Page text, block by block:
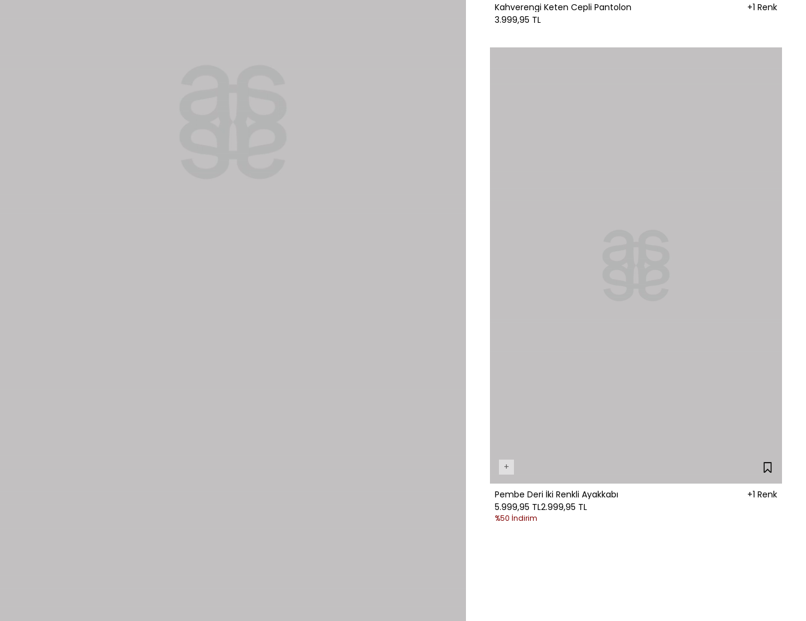
Kahverengi Keten Cepli Pantolon
+1 Renk
3.999,95 TL
+
Pembe Deri İki Renkli Ayakkabı
+1 Renk
5.999,95 TL2.999,95 TL
%50 İndirim